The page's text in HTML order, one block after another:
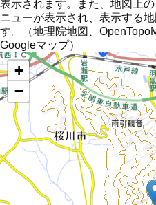
表示されます。また、地図上
ニューが表示され、表示する
す。（地理院地図、
Googleマップ）
+
−